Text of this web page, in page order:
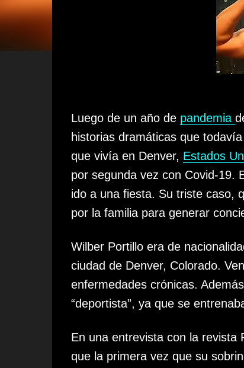
Luego de un año de pandemia
historias dramáticas que
que vivía en Denver, Estados
por segunda vez con Covid-19.
ido a una fiesta. Su triste caso,
por la familia para generar
Wilber Portilloera de
ciudad de Denver, Colorado.
enfermedades crónicas.
“deportista”, ya que se
En una entrevista con la revista
que la primera vez que su